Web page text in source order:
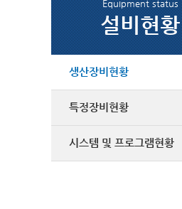
Equipment status
설비현황
생산장비현황
특정장비현황
시스템 및 프로그램현황